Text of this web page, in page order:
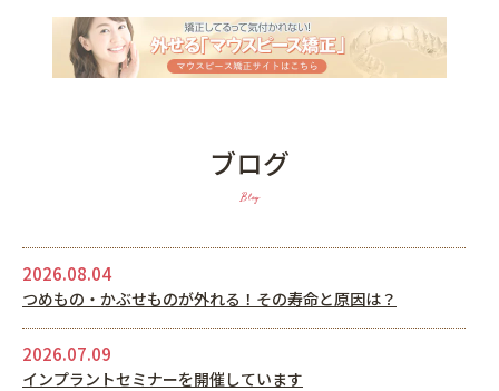
ブログ
Blog
2026.08.04
つめもの・かぶせものが外れる！その寿命と原因は？
2026.07.09
インプラントセミナーを開催しています